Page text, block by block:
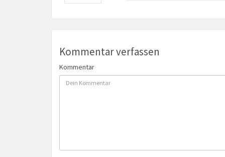
Kommentar verfassen
Kommentar